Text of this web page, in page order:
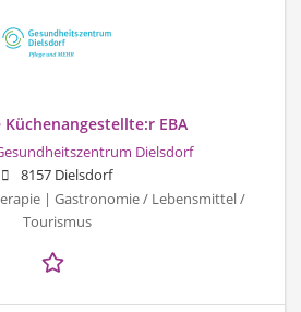
EBA
Dielsdorf
8157 Dielsdorf
| Gastronomie / Lebensmittel /
Tourismus